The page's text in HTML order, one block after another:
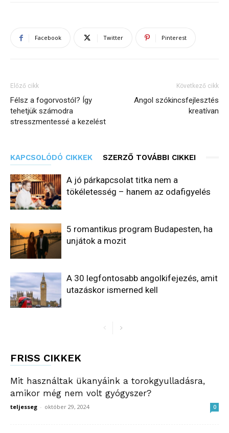
Facebook Twitter Pinterest
Előző cikk
Félsz a fogorvostól? Így
tehetjük számodra
stresszmentessé a kezelést
Következő cikk
Angol szókincsfejlesztés
kreatívan
KAPCSOLÓDÓ CIKKEK SZERZŐ TOVÁBBI CIKKEI
A jó párkapcsolat titka nem a
tökéletesség – hanem az odafigyelés
5 romantikus program Budapesten, ha
unjátok a mozit
A 30 legfontosabb angolkifejezés, amit
utazáskor ismerned kell
FRISS CIKKEK
Mit használtak ükanyáink a torokgyulladásra,
amikor még nem volt gyógyszer?
teljesseg - október 29, 2024 0